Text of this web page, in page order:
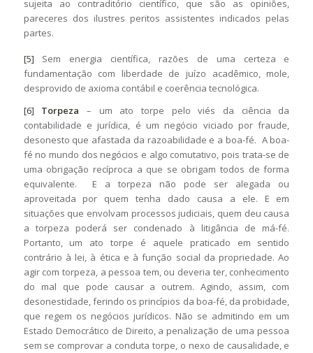
sujeita ao contraditório científico, que são as opiniões,
pareceres dos ilustres peritos assistentes indicados pelas
partes.
[5]
Sem energia científica, razões de uma certeza e
fundamentação com liberdade de juízo acadêmico, mole,
desprovido de axioma contábil e coerência tecnológica.
[6]
Torpeza – um ato torpe pelo viés da ciência da
contabilidade e jurídica, é um negócio viciado por fraude,
desonesto que afastada da razoabilidade e a boa-fé. A boa-
fé no mundo dos negócios e algo comutativo, pois trata-se de
uma obrigação recíproca a que se obrigam todos de forma
equivalente. E a torpeza não pode ser alegada ou
aproveitada por quem tenha dado causa a ele. E em
situações que envolvam processos judiciais, quem deu causa
a torpeza poderá ser condenado à litigância de má-fé.
Portanto, um ato torpe é aquele praticado em sentido
contrário à lei, à ética e à função social da propriedade. Ao
agir com torpeza, a pessoa tem, ou deveria ter, conhecimento
do mal que pode causar a outrem. Agindo, assim, com
desonestidade, ferindo os princípios da boa-fé, da probidade,
que regem os negócios jurídicos. Não se admitindo em um
Estado Democrático de Direito, a penalização de uma pessoa
sem se comprovar a conduta torpe, o nexo de causalidade, e